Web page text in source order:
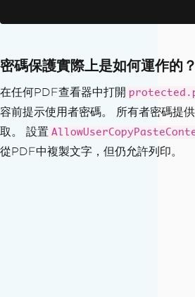
pdf. SecuritySettings.
SecuritySettings
eContent
= False
# Save the password-protected
密碼保護實際上是如何運作的？
在任何PDF查看器中打開
容前提示使用者密碼。 所有者密碼提
取。 設置
從PDF中複製文字，但仍允許列印。